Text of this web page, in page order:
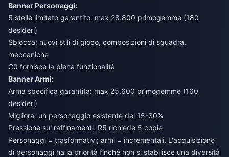
Banner Personaggi:
5 stelle limitato garantito: max 28.800 primogemme (180
desideri)
Sblocca: nuovi stili di gioco, composizioni di squadra,
meccaniche
C0 fornisce la piena funzionalità
Banner Armi:
Arma specifica garantita: max 25.600 primogemme (160
desideri)
Migliora: un personaggio esistente del 15-30%
Pressione sui raffinamenti: R5 richiede 5 copie
Personaggi = trasformativi; armi = incrementali. L'acquisizione
di personaggi ha la priorità finché non si stabilisce una diversità